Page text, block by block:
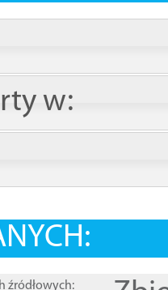
w:
źródłowych: